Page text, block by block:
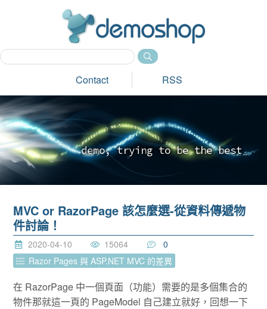
Contact RSS
demo, tryi ng to be the best_
MVC or RazorPage 該怎麼選-從資料傳遞物
件討論！
2020-04-10 15064
0
Razor Pages 與 ASP.NET MVC 的差異
在 RazorPage 中一個頁面（功能）需要的是多個集合的
物件那就這一頁的 PageModel 自己建立就好，回想一下